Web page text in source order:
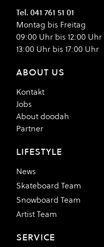
Tel. 041 761 51 01
Montag bis Freitag
09:00 Uhr bis 12:00 Uhr
13:00 Uhr bis 17:00 Uhr
ABOUT US
Kontakt
Jobs
About doodah
Partner
LIFESTYLE
News
Skateboard Team
Snowboard Team
Artist Team
SERVICE